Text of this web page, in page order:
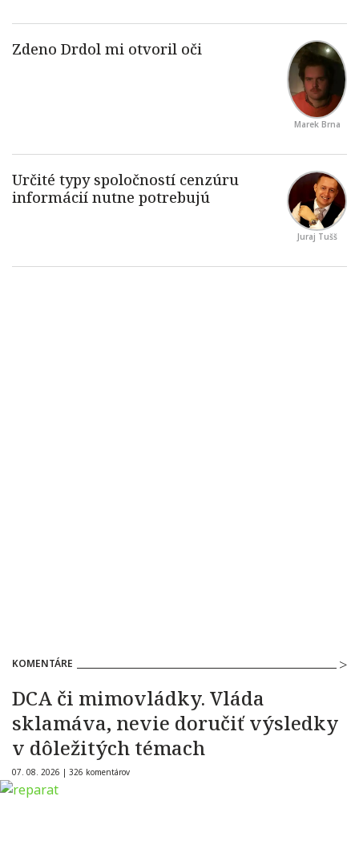
Marek Brna
Juraj Tušš
KOMENTÁRE
DCA či mimovládky. Vláda
sklamáva, nevie doručiť výsledky
v dôležitých témach
07. 08. 2026 | 326 komentárov